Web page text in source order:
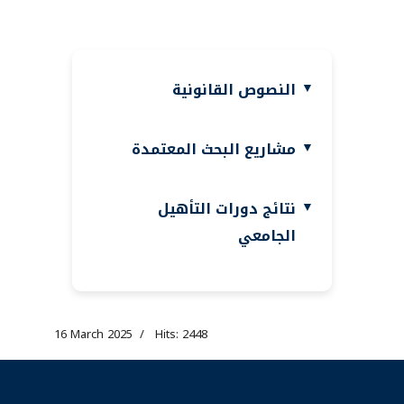
النصوص القانونية
مشاريع البحث المعتمدة
نتائج دورات التأهيل
الجامعي
16 March 2025 Hits: 2448